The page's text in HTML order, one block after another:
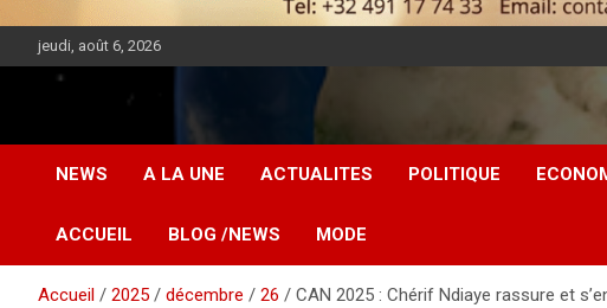
jeudi, août 6, 2026
DIASPORA PULSE
NEWS A LA UNE ACTUALITES POLITIQUE
ACCUEIL BLOG /NEWS MODE
Accueil 2025 décembre 26 CAN 2025 : Chérif Ndiaye rassure et